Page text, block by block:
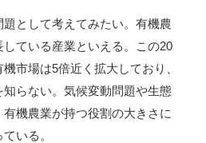
として考えてみたい。有機農
ている産業といえる。この20
市場は5倍近く拡大しており、
らない。気候変動問題や生態
機農業が持つ役割の大きさに
いる。